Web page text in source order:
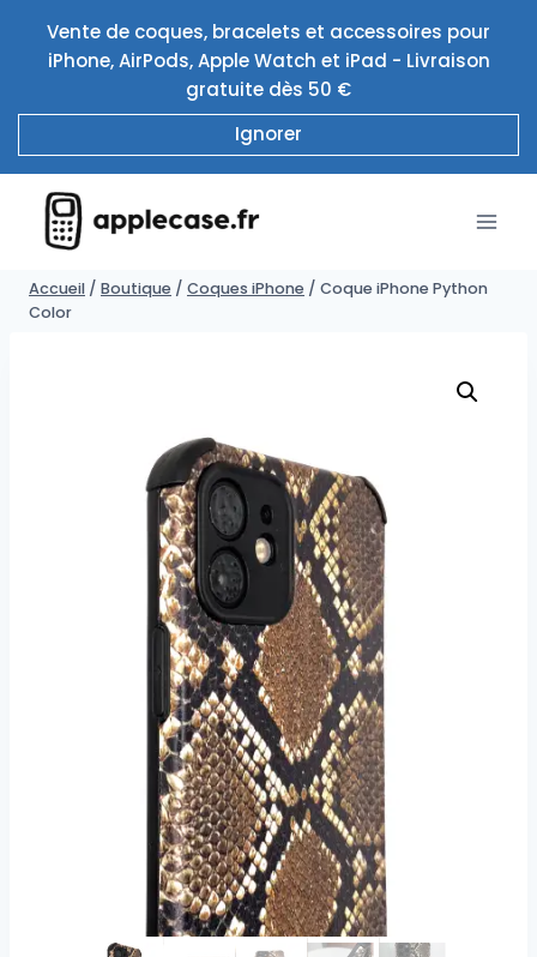
contenu
Vente de coques, bracelets et accessoires pour
iPhone, AirPods, Apple Watch et iPad - Livraison
gratuite dès 50 €
Ignorer
Accueil / Boutique / Coques iPhone / Coque iPhone Python
Color